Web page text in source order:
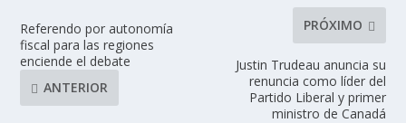
Referendo por autonomía
fiscal para las regiones
enciende el debate
ANTERIOR
PRÓXIMO
Justin Trudeau anuncia su
renuncia como líder del
Partido Liberal y primer
ministro de Canadá